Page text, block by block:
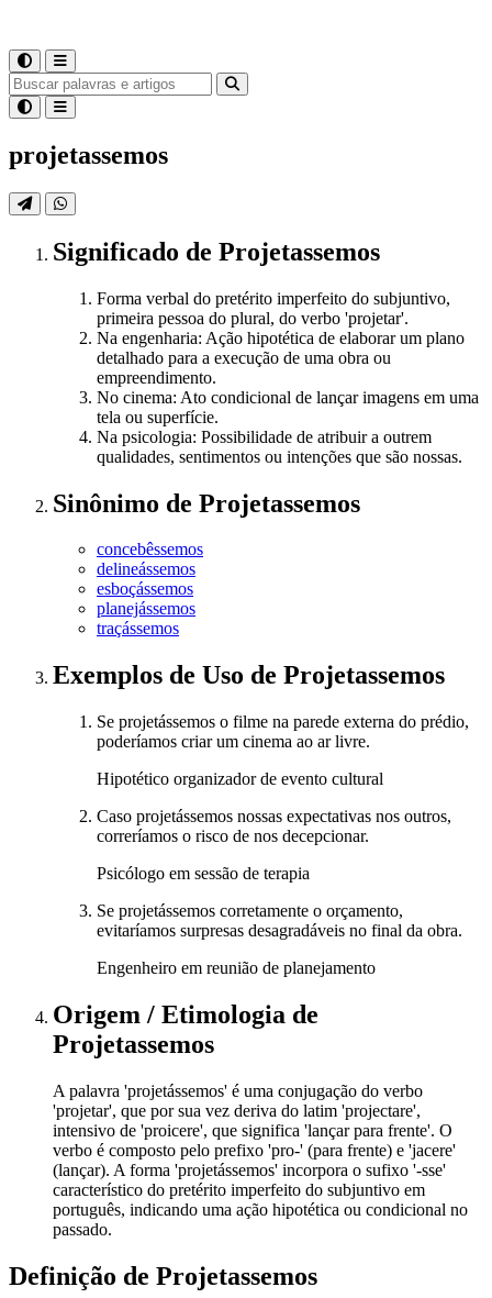
projetassemos
Significado de Projetassemos
Forma verbal do pretérito imperfeito do subjuntivo,
primeira pessoa do plural, do verbo 'projetar'.
Na engenharia: Ação hipotética de elaborar um plano
detalhado para a execução de uma obra ou
empreendimento.
No cinema: Ato condicional de lançar imagens em uma
tela ou superfície.
Na psicologia: Possibilidade de atribuir a outrem
qualidades, sentimentos ou intenções que são nossas.
Sinônimo de Projetassemos
concebêssemos
delineássemos
esboçássemos
planejássemos
traçássemos
Exemplos de Uso de Projetassemos
Se projetássemos o filme na parede externa do prédio,
poderíamos criar um cinema ao ar livre.
Hipotético organizador de evento cultural
Caso projetássemos nossas expectativas nos outros,
correríamos o risco de nos decepcionar.
Psicólogo em sessão de terapia
Se projetássemos corretamente o orçamento,
evitaríamos surpresas desagradáveis no final da obra.
Engenheiro em reunião de planejamento
Origem / Etimologia de
Projetassemos
A palavra 'projetássemos' é uma conjugação do verbo
'projetar', que por sua vez deriva do latim 'projectare',
intensivo de 'proicere', que significa 'lançar para frente'. O
verbo é composto pelo prefixo 'pro-' (para frente) e 'jacere'
(lançar). A forma 'projetássemos' incorpora o sufixo '-sse'
característico do pretérito imperfeito do subjuntivo em
português, indicando uma ação hipotética ou condicional no
passado.
Definição de Projetassemos